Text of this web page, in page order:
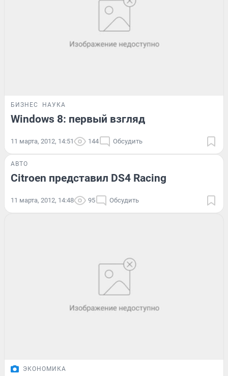
БИЗНЕС НАУКА
Windows 8: первый взгляд
11 марта, 2012, 14:51 144 Обсудить
АВТО
Citroen представил DS4 Racing
11 марта, 2012, 14:48 95 Обсудить
ЭКОНОМИКА